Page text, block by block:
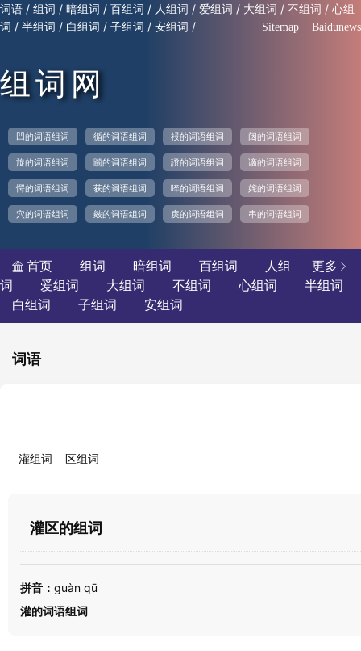
词语 / 组词 / 暗组词 / 百组词 / 人组词 / 爱组词 / 大组词 / 不组词 / 心组
词 / 半组词 / 白组词 / 子组词 / 安组词 / Sitemap Baidunews
组词网
凹的词语组词 循的词语组词 祲的词语组词 闼的词语组词
旋的词语组词 躏的词语组词 證的词语组词 谪的词语组词
愕的词语组词 获的词语组词 啐的词语组词 姹的词语组词
穴的词语组词 皴的词语组词 戾的词语组词 串的词语组词
更多 
 首页 组词 暗组词 百组词
人组
词
爱组词 大组词 不组词 心组词
半组词
白组词
子组词 安组词
词语
灌组词 区组词
灌区的组词
拼音： guàn qū
灌的词语组词